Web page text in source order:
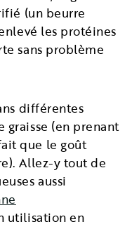
(un beurre
les protéines
sans problème
différentes
graisse (en prenant
que le goût
Allez-y tout de
aussi
utilisation en